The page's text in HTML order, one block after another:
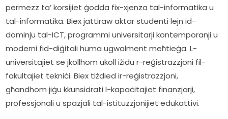
permezz ta’ korsijiet ġodda fix-xjenza tal-informatika u
tal-informatika. Biex jattiraw aktar studenti lejn id-
dominju tal-ICT, programmi universitarji kontemporanji u
moderni fid-diġitali huma ugwalment meħtieġa. L-
universitajiet se jkollhom ukoll iżidu r-reġistrazzjoni fil-
fakultajiet tekniċi. Biex tiżdied ir-reġistrazzjoni,
għandhom jiġu kkunsidrati l-kapaċitajiet finanzjarji,
professjonali u spazjali tal-istituzzjonijiet edukattivi.